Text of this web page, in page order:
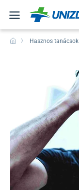
Hasznos tanácsok